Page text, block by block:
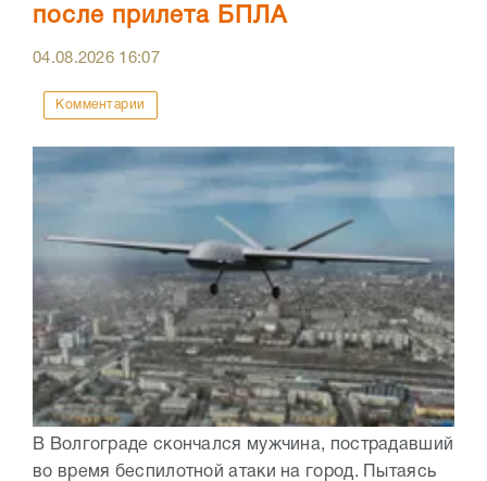
после прилета БПЛА
04.08.2026 16:07
Комментарии
В Волгограде скончался мужчина, пострадавший
во время беспилотной атаки на город. Пытаясь